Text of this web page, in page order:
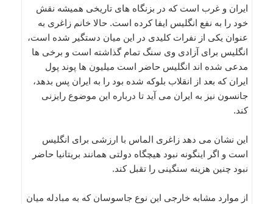
ایران و غرب است که در بزنگاه های تاریخی همیشه نقش
خود را به نفع انگلیس ایفا کرده است. حالا خانم زاغری به
عنوان یکی از نفرات کلیدی در این میان دستگیر شده است،
انگلیس برای آزادی وی سنگ تمام گذاشته است و برخی ها
مدعی شده اند انگلیس حاضر است میلیون ها پوند پول
ایران که بعد از انقلاب بلوکه شده بود را به ایران پس بدهد،
جانسون نیز به ایران می آید تا درباره این موضوع رایزنی
کند.
این نشان می دهد زاغری الماس با ارزشی برای انگلیس
است و اگر اینگونه نبود هیچگاه دولتی همانند بریتانیا حاضر
نبود چنین هزینه سنگینی را تقبل کند.
از موارد مشابه خارجی این نوع جاسوسان که به مبادله میان